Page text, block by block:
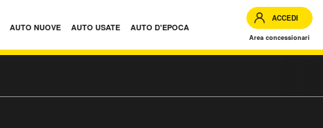
AUTO NUOVE AUTO USATE AUTO D'EPOCA
ACCEDI
Area concessionari